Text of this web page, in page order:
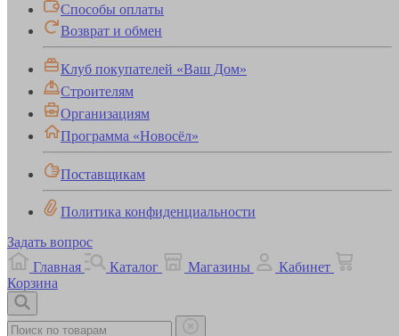
Способы оплаты
Возврат и обмен
Клуб покупателей «Ваш Дом»
Строителям
Организациям
Программа «Новосёл»
Поставщикам
Политика конфиденциальности
Задать вопрос
Главная
Каталог Магазины
Кабинет
Корзина